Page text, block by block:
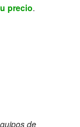
precio.
de